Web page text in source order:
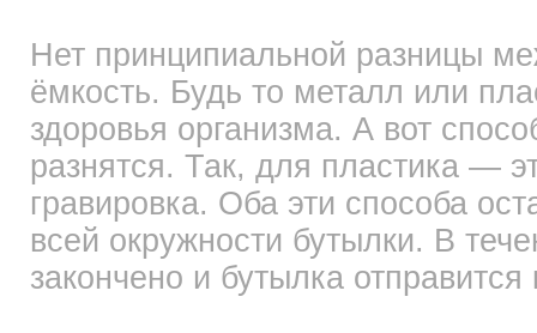
Нет принципиальной разницы
ёмкость. Будь то металл или
здоровья организма. А вот
разнятся. Так, для пластика —
гравировка. Оба эти способа
всей окружности бутылки. В
закончено и бутылка отправится